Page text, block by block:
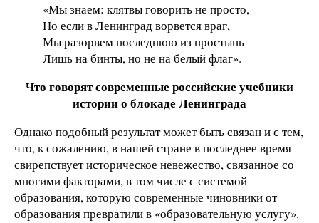
«Мы знаем: клятвы говорить не просто,
Но если в Ленинград ворвется враг,
Мы разорвем последнюю из простынь
Лишь на бинты, но не на белый флаг».
Что говорят современные российские учебники
истории о блокаде Ленинграда
Однако подобный результат может быть связан и с тем,
что, к сожалению, в нашей стране в последнее время
свирепствует историческое невежество, связанное со
многими факторами, в том числе с системой
образования, которую современные чиновники от
образования превратили в «образовательную услугу».